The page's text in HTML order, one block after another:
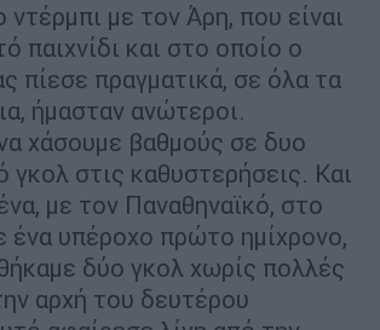
με τον Άρη, που είναι
παιχνίδι και στο οποίο ο
πίεσε πραγματικά, σε όλα τα
ήμασταν ανώτεροι.
χάσουμε βαθμούς σε δυο
γκολ στις καθυστερήσεις. Και
με τον Παναθηναϊκό, στο
ένα υπέροχο πρώτο ημίχρονο,
δύο γκολ χωρίς πολλές
αρχή του δευτέρου